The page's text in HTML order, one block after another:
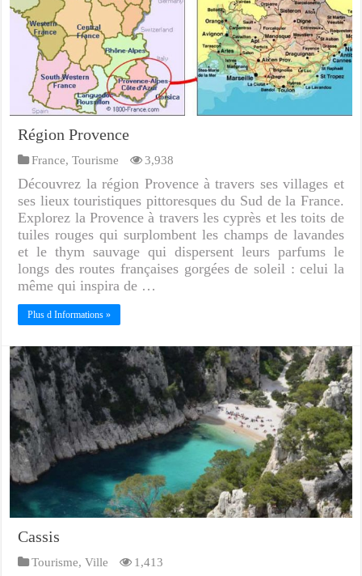
Région Provence
France,Tourisme 3,938
Découvrez la région Provence à travers ses villages et
ses lieux touristiques pittoresques du Sud de la France.
Explorez la Provence à travers les cyprès et les toits de
tuiles rouges qui surplombent les champs de lavandes
et le thym sauvage qui dispersent leurs parfums le
longs des routes françaises gorgées de soleil : celui la
même qui inspira de …
Plus d Informations »
Cassis
Tourisme,Ville 1,413